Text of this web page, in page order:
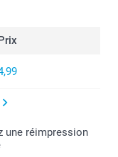
une réimpression